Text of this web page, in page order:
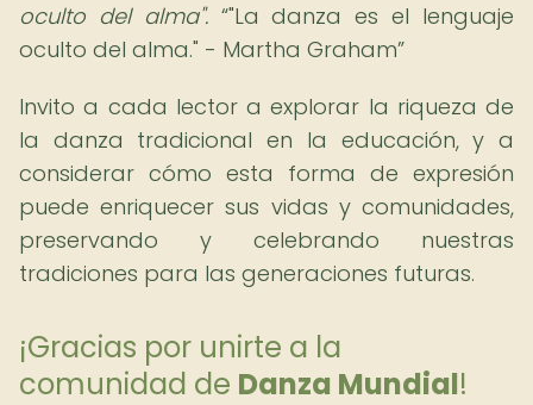
oculto del alma".
"La danza es el lenguaje
oculto del alma." - Martha Graham
Invito a cada lector a explorar la riqueza de
la danza tradicional en la educación, y a
considerar cómo esta forma de expresión
puede enriquecer sus vidas y comunidades,
preservando y celebrando nuestras
tradiciones para las generaciones futuras.
¡Gracias por unirte a la
comunidad de Danza Mundial!